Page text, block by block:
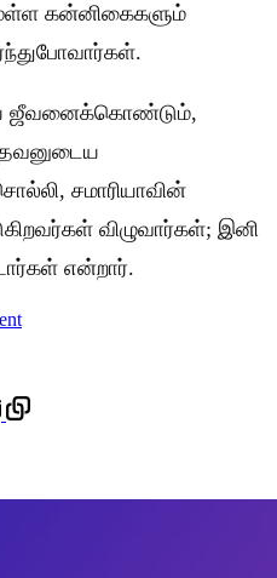
கன்னிகைகளும்
ஜீவனைக்கொண்டும்,
சமாரியாவின்
விழுவார்கள்; இனி
என்றார்.